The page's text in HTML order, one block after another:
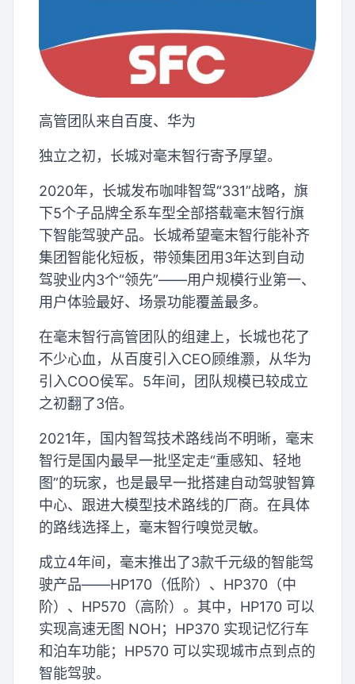
高管团队来自百度、华为
独立之初，长城对毫末智行寄予厚望。
2020年，长城发布咖啡智驾“331”战略，旗
下5个子品牌全系车型全部搭载毫末智行旗
下智能驾驶产品。长城希望毫末智行能补齐
集团智能化短板，带领集团用3年达到自动
驾驶业内3个“领先”——用户规模行业第一、
用户体验最好、场景功能覆盖最多。
在毫末智行高管团队的组建上，长城也花了
不少心血，从百度引入CEO顾维灏，从华为
引入COO侯军。5年间，团队规模已较成立
之初翻了3倍。
2021年，国内智驾技术路线尚不明晰，毫末
智行是国内最早一批坚定走“重感知、轻地
图”的玩家，也是最早一批搭建自动驾驶智算
中心、跟进大模型技术路线的厂商。在具体
的路线选择上，毫末智行嗅觉灵敏。
成立4年间，毫末推出了3款千元级的智能驾
驶产品——HP170（低阶）、HP370（中
阶）、HP570（高阶）。其中，HP170 可以
实现高速无图 NOH；HP370 实现记忆行车
和泊车功能；HP570 可以实现城市点到点的
智能驾驶。